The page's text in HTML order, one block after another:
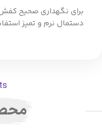
برای نگهداری صحیح کفش
دستمال نرم و تمیز